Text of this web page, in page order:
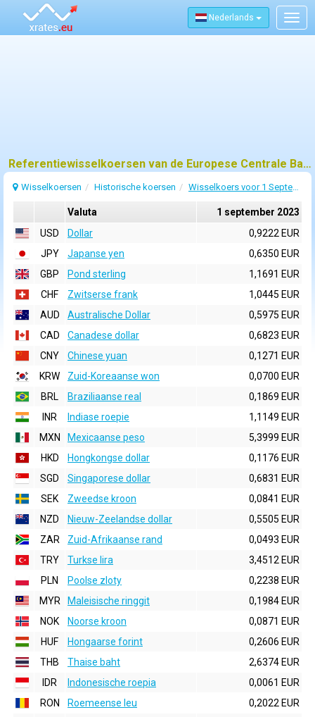
Nederlands
Referentiewisselkoersen van de Europese Centrale Bank (ECB) voor 1 september 2023
Wisselkoersen Historische koersen Wisselkoers voor 1 September 2023
Valuta
1 september 2023
USD
Dollar
0,9222 EUR
JPY
Japanse yen
0,6350 EUR
GBP
Pond sterling
1,1691 EUR
CHF
Zwitserse frank
1,0445 EUR
AUD
Australische Dollar
0,5975 EUR
CAD
Canadese dollar
0,6823 EUR
CNY
Chinese yuan
0,1271 EUR
KRW
Zuid-Koreaanse won
0,0700 EUR
BRL
Braziliaanse real
0,1869 EUR
INR
Indiase roepie
1,1149 EUR
MXN
Mexicaanse peso
5,3999 EUR
HKD
Hongkongse dollar
0,1176 EUR
SGD
Singaporese dollar
0,6831 EUR
SEK
Zweedse kroon
0,0841 EUR
NZD
Nieuw-Zeelandse dollar
0,5505 EUR
ZAR
Zuid-Afrikaanse rand
0,0493 EUR
TRY
Turkse lira
3,4512 EUR
PLN
Poolse zloty
0,2238 EUR
MYR
Maleisische ringgit
0,1984 EUR
NOK
Noorse kroon
0,0871 EUR
HUF
Hongaarse forint
0,2606 EUR
THB
Thaise baht
2,6374 EUR
IDR
Indonesische roepia
0,0061 EUR
RON
Roemeense leu
0,2022 EUR